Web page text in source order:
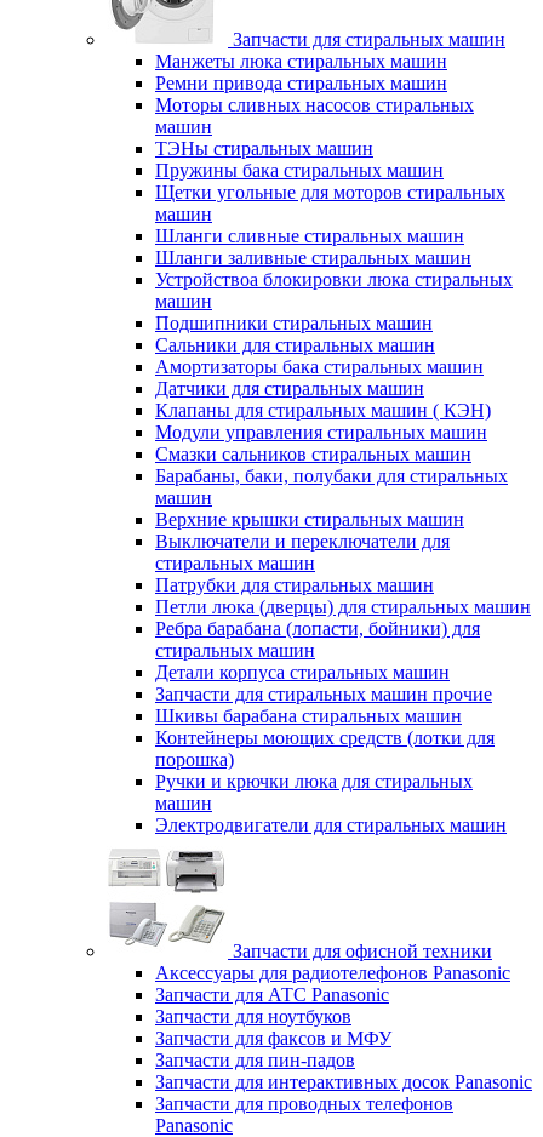
Запчасти для стиральных машин
Манжеты люка стиральных машин
Ремни привода стиральных машин
Моторы сливных насосов стиральных
машин
ТЭНы стиральных машин
Пружины бака стиральных машин
Щетки угольные для моторов стиральных
машин
Шланги сливные стиральных машин
Шланги заливные стиральных машин
Устройствоа блокировки люка стиральных
машин
Подшипники стиральных машин
Сальники для стиральных машин
Амортизаторы бака стиральных машин
Датчики для стиральных машин
Клапаны для стиральных машин ( КЭН)
Модули управления стиральных машин
Смазки сальников стиральных машин
Барабаны, баки, полубаки для стиральных
машин
Верхние крышки стиральных машин
Выключатели и переключатели для
стиральных машин
Патрубки для стиральных машин
Петли люка (дверцы) для стиральных машин
Ребра барабана (лопасти, бойники) для
стиральных машин
Детали корпуса стиральных машин
Запчасти для стиральных машин прочие
Шкивы барабана стиральных машин
Контейнеры моющих средств (лотки для
порошка)
Ручки и крючки люка для стиральных
машин
Электродвигатели для стиральных машин
Запчасти для офисной техники
Аксессуары для радиотелефонов Panasonic
Запчасти для АТС Panasonic
Запчасти для ноутбуков
Запчасти для факсов и МФУ
Запчасти для пин-падов
Запчасти для интерактивных досок Panasonic
Запчасти для проводных телефонов
Panasonic